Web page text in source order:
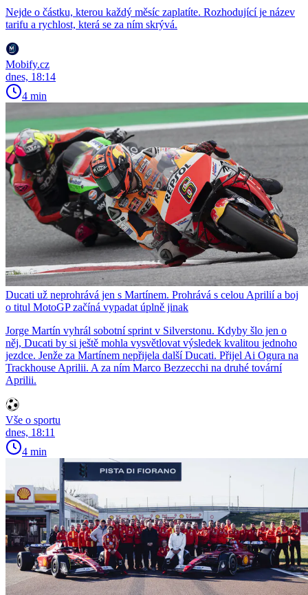
Nejde o částku, kterou každý měsíc zaplatíte. Rozhodující je název
tarifu a rychlost, která se za ním skrývá.
Mobify.cz
dnes, 18:14
4 min
Ducati už neprohrává jen s Martínem. Prohrává s celou Aprilií a boj
o titul MotoGP začíná vypadat úplně jinak
Jorge Martín vyhrál sobotní sprint v Silverstonu. Kdyby šlo jen o
něj, Ducati by si ještě mohla vysvětlovat výsledek kvalitou jednoho
jezdce. Jenže za Martínem nepřijela další Ducati. Přijel Ai Ogura na
Trackhouse Aprilii. A za ním Marco Bezzecchi na druhé tovární
Aprilii.
Vše o sportu
dnes, 18:11
4 min